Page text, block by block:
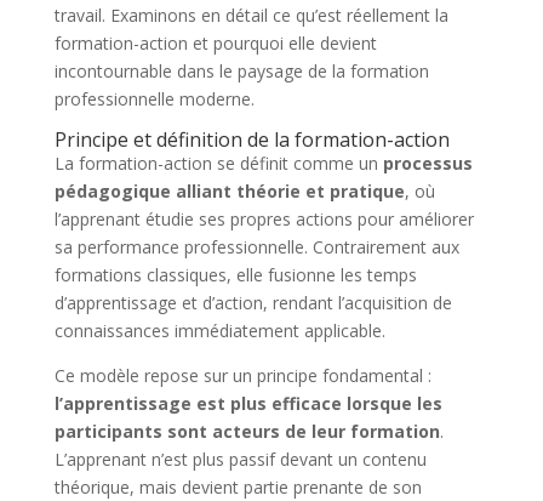
travail. Examinons en détail ce qu’est réellement la
formation-action et pourquoi elle devient
incontournable dans le paysage de la formation
professionnelle moderne.
Principe et définition de la formation-action
La formation-action se définit comme un processus
pédagogique alliant théorie et pratique, où
l’apprenant étudie ses propres actions pour améliorer
sa performance professionnelle. Contrairement aux
formations classiques, elle fusionne les temps
d’apprentissage et d’action, rendant l’acquisition de
connaissances immédiatement applicable.
Ce modèle repose sur un principe fondamental :
l’apprentissage est plus efficace lorsque les
participants sont acteurs de leur formation.
L’apprenant n’est plus passif devant un contenu
théorique, mais devient partie prenante de son